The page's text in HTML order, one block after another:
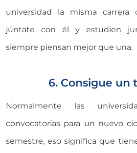
universidad la misma carrera
júntate con él y estudien
siempre piensan mejor que una.
6. Consigue un
Normalmente las
convocatorias para un nuevo
semestre, eso significa que